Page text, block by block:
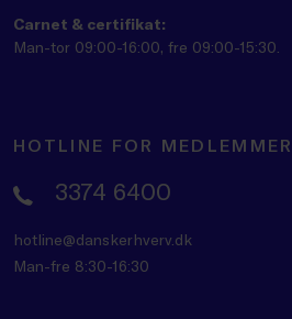
Carnet & certifikat:
Man-tor 09:00-16:00, fre 09:00-15:30.
HOTLINE FOR MEDLEMMER
3374 6400
hotline@danskerhverv.dk
Man-fre 8:30-16:30